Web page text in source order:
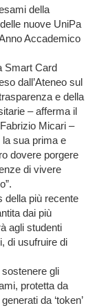
della
nuove UniPa
Accademico
Smart Card
dall’Ateneo sul
e della
– afferma il
Micari –
la sua prima e
dovere porgere
di vivere
della più recente
dai più
agli studenti
di usufruire di
gli
protetta da
da ‘token’